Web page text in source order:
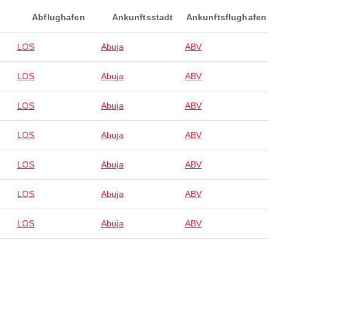
Abflughafen Ankunftsstadt Ankunftsflughafen
LOS Abuja ABV
LOS Abuja ABV
LOS Abuja ABV
LOS Abuja ABV
LOS Abuja ABV
LOS Abuja ABV
LOS Abuja ABV